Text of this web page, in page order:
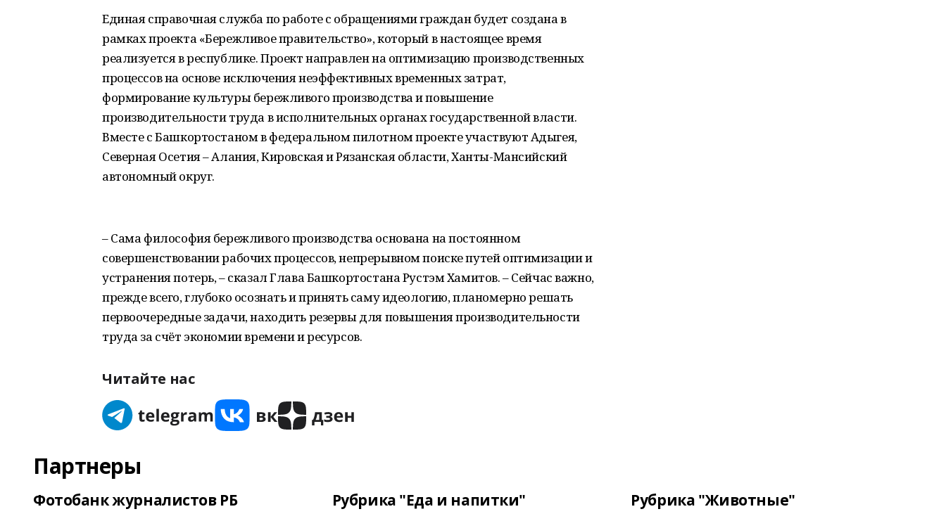
Единая справочная служба по работе с обращениями граждан будет создана в
рамках проекта «Бережливое правительство», который в настоящее время
реализуется в республике. Проект направлен на оптимизацию производственных
процессов на основе исключения неэффективных временных затрат,
формирование культуры бережливого производства и повышение
производительности труда в исполнительных органах государственной власти.
Вместе с Башкортостаном в федеральном пилотном проекте участвуют Адыгея,
Северная Осетия – Алания, Кировская и Рязанская области, Ханты-Мансийский
автономный округ.
– Сама философия бережливого производства основана на постоянном
совершенствовании рабочих процессов, непрерывном поиске путей оптимизации и
устранения потерь, – сказал Глава Башкортостана Рустэм Хамитов. – Сейчас важно,
прежде всего, глубоко осознать и принять саму идеологию, планомерно решать
первоочередные задачи, находить резервы для повышения производительности
труда за счёт экономии времени и ресурсов.
Читайте нас
Партнеры
Фотобанк журналистов РБ Рубрика "Еда и напитки" Рубрика "Животные"